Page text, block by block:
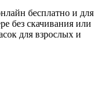
бесплатно и для
без скачивания или
для взрослых и